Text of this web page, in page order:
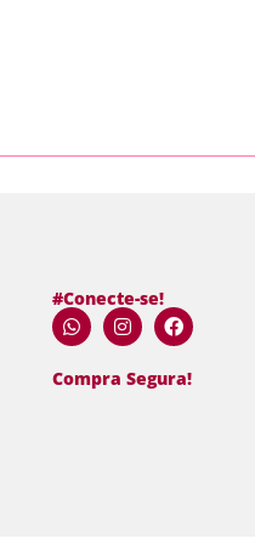
#Conecte-se!
Compra Segura!